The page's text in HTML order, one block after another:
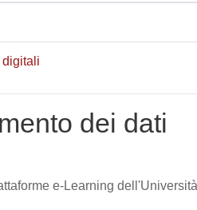
dei dati
e-Learning